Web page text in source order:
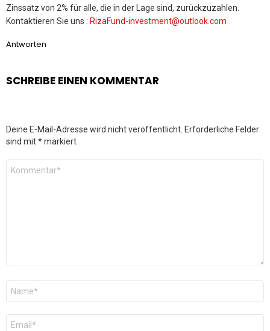
Zinssatz von 2% für alle, die in der Lage sind, zurückzuzahlen.
Kontaktieren Sie uns : RizaFund-investment@outlook.com
Antworten
SCHREIBE EINEN KOMMENTAR
Deine E-Mail-Adresse wird nicht veröffentlicht. Erforderliche Felder
sind mit*markiert
Kommentar
Name
E-
Mail